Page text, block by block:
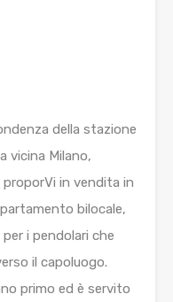
della stazione
vicina Milano,
proporVi in vendita in
bilocale,
i pendolari che
il capoluogo.
primo ed è servito